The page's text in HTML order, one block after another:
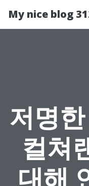
My nice blog
저명
컬쳐
대해